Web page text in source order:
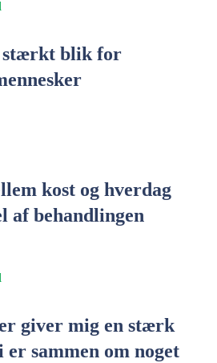
stærkt blik for
kost og hverdag
af behandlingen
giver mig en stærk
er sammen om noget